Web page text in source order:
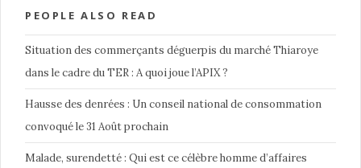
PEOPLE ALSO READ
Situation des commerçants déguerpis du marché Thiaroye
dans le cadre du TER : A quoi joue l’APIX ?
Hausse des denrées : Un conseil national de consommation
convoqué le 31 Août prochain
Malade, surendetté : Qui est ce célèbre homme d’affaires